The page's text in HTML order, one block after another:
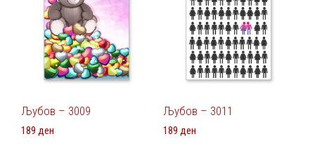
Љубов – 3009
189 ден
Љубов – 3011
189 ден